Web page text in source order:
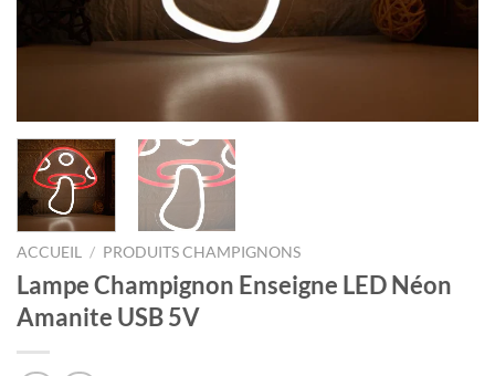
ACCUEIL / PRODUITS CHAMPIGNONS
Lampe Champignon Enseigne LED Néon
Amanite USB 5V